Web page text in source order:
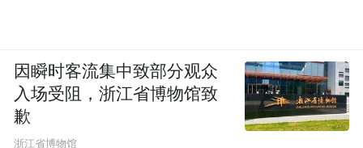
因瞬时客流集中致部分观众
入场受阻，浙江省博物馆致
歉
浙江省博物馆